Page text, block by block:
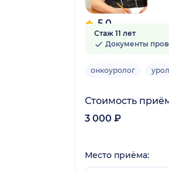
5.0
5 отзывов
Стаж 11 лет
Документы
онкоуролог
Стоимость
3 000 ₽
Место приёма: